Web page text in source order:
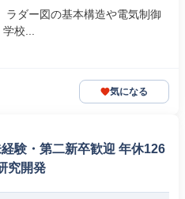
ラダー図の基本構造や電気制御
校...
気になる
験・第二新卒歓迎 年休126
究開発